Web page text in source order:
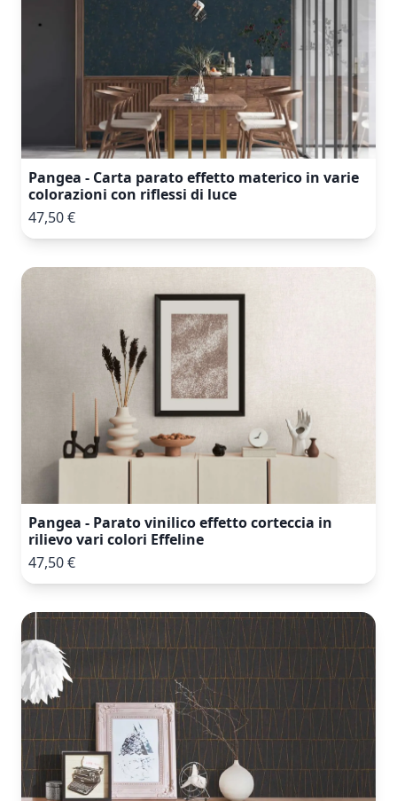
Pangea - Carta parato effetto materico in varie
colorazioni con riflessi di luce
47,50 €
Pangea - Parato vinilico effetto corteccia in
rilievo vari colori Effeline
47,50 €